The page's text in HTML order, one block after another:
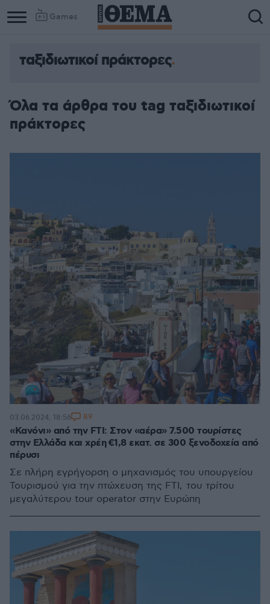
Games
ταξιδιωτικοί πράκτορες
Όλα τα άρθρα του tag ταξιδιωτικοί
πράκτορες
«Κανόνι» από την FTI: Στον «αέρα» 7.500 τουρίστες
στην Ελλάδα και χρέη €1,8 εκατ. σε 300 ξενοδοχεία από
πέρυσι
Σε πλήρη εγρήγορση ο μηχανισμός του υπουργείου
Τουρισμού για την πτώχευση της FTI, του τρίτου
μεγαλύτερου tour operator στην Ευρώπη
03.06.2024, 18:56 89